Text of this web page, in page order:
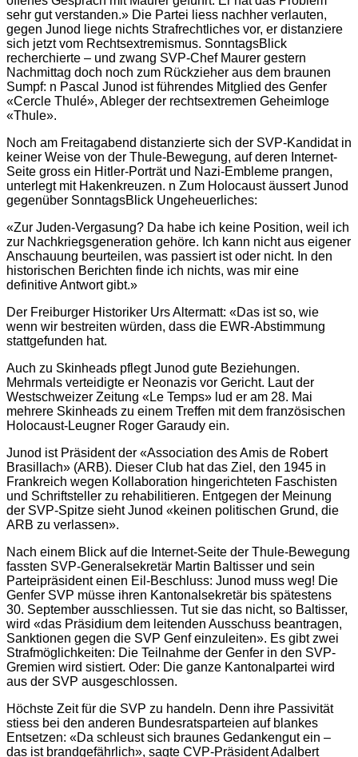
sehr gut verstanden.» Die Partei liess nachher verlauten,
gegen Junod liege nichts Strafrechtliches vor, er distanziere
sich jetzt vom Rechtsextremismus. SonntagsBlick
recherchierte – und zwang SVP-Chef Maurer gestern
Nachmittag doch noch zum Rückzieher aus dem braunen
Sumpf: n Pascal Junod ist führendes Mitglied des Genfer
«Cercle Thulé», Ableger der rechtsextremen Geheimloge
«Thule».
Noch am Freitagabend distanzierte sich der SVP-Kandidat in
keiner Weise von der Thule-Bewegung, auf deren Internet-
Seite gross ein Hitler-Porträt und Nazi-Embleme prangen,
unterlegt mit Hakenkreuzen. n Zum Holocaust äussert Junod
gegenüber SonntagsBlick Ungeheuerliches:
«Zur Juden-Vergasung? Da habe ich keine Position, weil ich
zur Nachkriegsgeneration gehöre. Ich kann nicht aus eigener
Anschauung beurteilen, was passiert ist oder nicht. In den
historischen Berichten finde ich nichts, was mir eine
definitive Antwort gibt.»
Der Freiburger Historiker Urs Altermatt: «Das ist so, wie
wenn wir bestreiten würden, dass die EWR-Abstimmung
stattgefunden hat.
Auch zu Skinheads pflegt Junod gute Beziehungen.
Mehrmals verteidigte er Neonazis vor Gericht. Laut der
Westschweizer Zeitung «Le Temps» lud er am 28. Mai
mehrere Skinheads zu einem Treffen mit dem französischen
Holocaust-Leugner Roger Garaudy ein.
Junod ist Präsident der «Association des Amis de Robert
Brasillach» (ARB). Dieser Club hat das Ziel, den 1945 in
Frankreich wegen Kollaboration hingerichteten Faschisten
und Schriftsteller zu rehabilitieren. Entgegen der Meinung
der SVP-Spitze sieht Junod «keinen politischen Grund, die
ARB zu verlassen».
Nach einem Blick auf die Internet-Seite der Thule-Bewegung
fassten SVP-Generalsekretär Martin Baltisser und sein
Parteipräsident einen Eil-Beschluss: Junod muss weg! Die
Genfer SVP müsse ihren Kantonalsekretär bis spätestens
30. September ausschliessen. Tut sie das nicht, so Baltisser,
wird «das Präsidium dem leitenden Ausschuss beantragen,
Sanktionen gegen die SVP Genf einzuleiten». Es gibt zwei
Strafmöglichkeiten: Die Teilnahme der Genfer in den SVP-
Gremien wird sistiert. Oder: Die ganze Kantonalpartei wird
aus der SVP ausgeschlossen.
Höchste Zeit für die SVP zu handeln. Denn ihre Passivität
stiess bei den anderen Bundesratsparteien auf blankes
Entsetzen: «Da schleust sich braunes Gedankengut ein –
das ist brandgefährlich», sagte CVP-Präsident Adalbert